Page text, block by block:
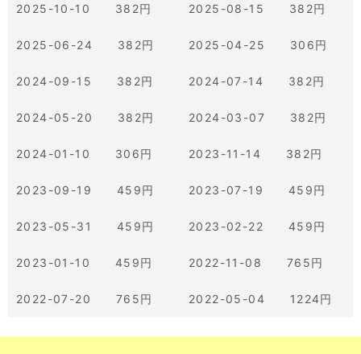
2025-10-10 382円 2025-08-15 382円
2025-06-24 382円 2025-04-25 306円
2024-09-15 382円 2024-07-14 382円
2024-05-20 382円 2024-03-07 382円
2024-01-10 306円 2023-11-14 382円
2023-09-19 459円 2023-07-19 459円
2023-05-31 459円 2023-02-22 459円
2023-01-10 459円 2022-11-08 765円
2022-07-20 765円 2022-05-04 1224円